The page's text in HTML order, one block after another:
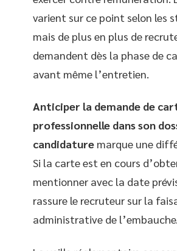
varient sur ce point selon les
mais de plus en plus de
demandent dès la phase de
avant même l’entretien.
Anticiper la demande de
professionnelle dans son
candidature marque une
Si la carte est en cours
mentionner avec la date
rassure le recruteur sur la
administrative de l’embauche.